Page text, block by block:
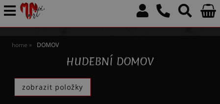
home DOMOV
HUDEBNÍ DOMOV